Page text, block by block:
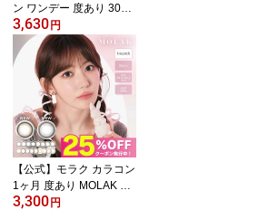
ン ワンデー 度あり 30枚
(10枚3箱) Chapun 齊藤
なぎさ 回らない水光カラ
コン 軸固定 カラーコン
タクト カラーコンタクト
レンズ 1day 度なし 低含
水 高含水 15mm 14.5mm
黒フチ デカ目 黒 きらゆ
めブラウン ずるモテベー
ジュ ときとめブラウン
3,630 円
【公式】モラク カラコン
1ヶ月 度あり MOLAK マ
ンスリー 水光カラコン 2
3,300 円